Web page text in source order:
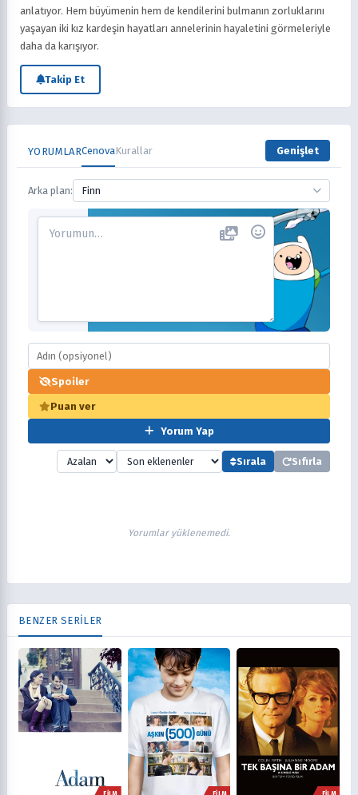
anlatıyor. Hem büyümenin hem de kendilerini bulmanın zorluklarını
yaşayan iki kız kardeşin hayatları annelerinin hayaletini görmeleriyle
daha da karışıyor.
Takip Et
YORUMLARCenovaKurallar Genişlet
Arka plan: Finn
Spoiler
Puan ver
Yorum Yap
Sırala Sıfırla
Yorumlar yüklenemedi.
BENZER SERİLER